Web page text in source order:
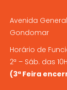
Avenida
Gondomar
Horário de
2ª – Sáb. das
(3ª Feira